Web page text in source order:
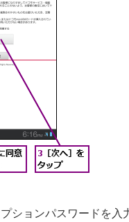
ションパスワードを入